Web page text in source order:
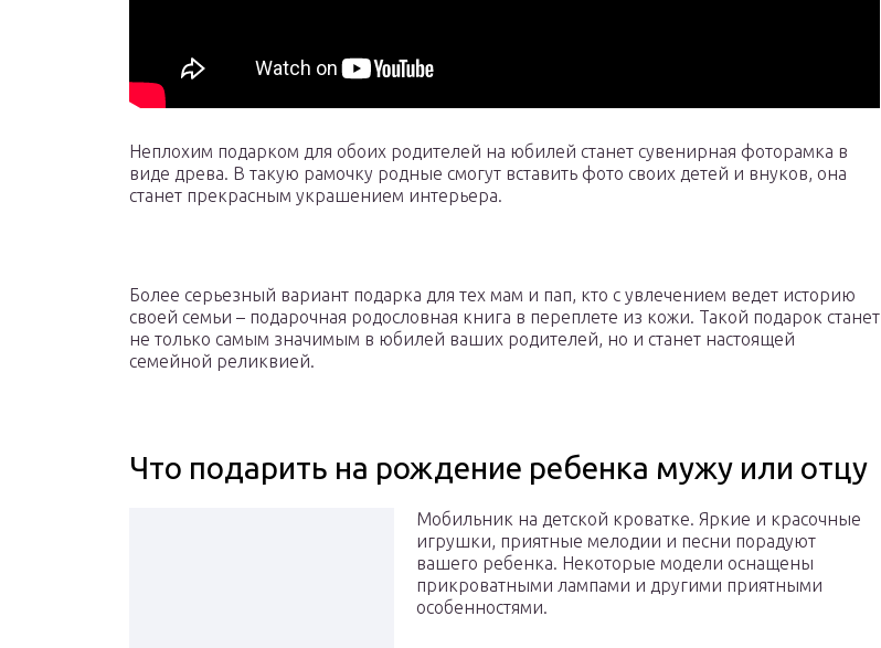
Неплохим подарком для обоих родителей на юбилей станет сувенирная фоторамка в
виде древа. В такую рамочку родные смогут вставить фото своих детей и внуков, она
станет прекрасным украшением интерьера.
Более серьезный вариант подарка для тех мам и пап, кто с увлечением ведет историю
своей семьи – подарочная родословная книга в переплете из кожи. Такой подарок станет
не только самым значимым в юбилей ваших родителей, но и станет настоящей
семейной реликвией.
Что подарить на рождение ребенка мужу или отцу
Мобильник на детской кроватке. Яркие и красочные
игрушки, приятные мелодии и песни порадуют
вашего ребенка. Некоторые модели оснащены
прикроватными лампами и другими приятными
особенностями.